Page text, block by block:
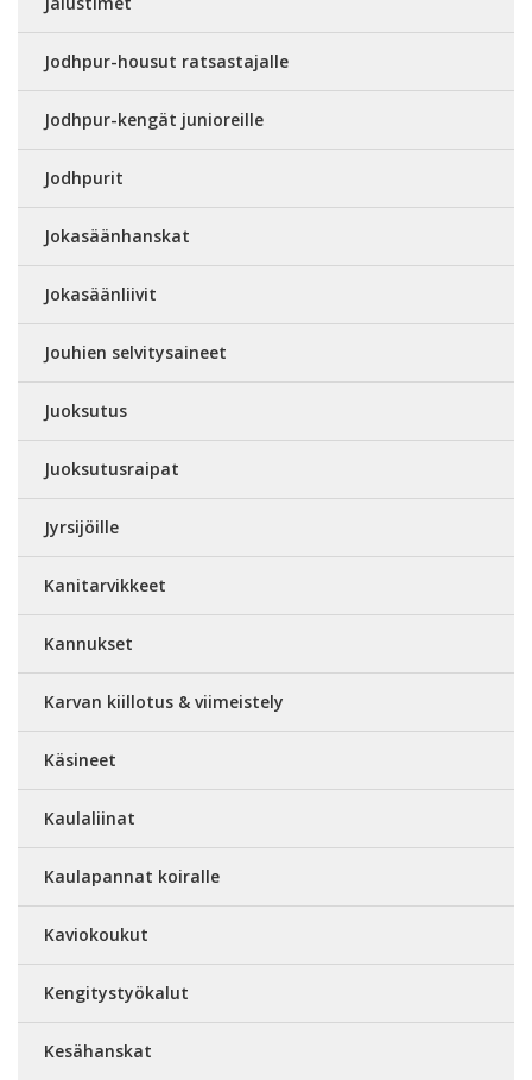
Jodhpur-housut ratsastajalle
Jodhpur-kengät junioreille
Jodhpurit
Jokasäänhanskat
Jokasäänliivit
Jouhien selvitysaineet
Juoksutus
Juoksutusraipat
Jyrsijöille
Kanitarvikkeet
Kannukset
Karvan kiillotus & viimeistely
Käsineet
Kaulaliinat
Kaulapannat koiralle
Kaviokoukut
Kengitystyökalut
Kesähanskat